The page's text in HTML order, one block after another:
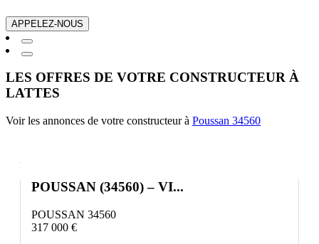
APPELEZ-NOUS
LES OFFRES DE VOTRE CONSTRUCTEUR À
LATTES
Voir les annonces de votre constructeur à Poussan 34560
POUSSAN (34560) – VI...
POUSSAN 34560
317 000 €